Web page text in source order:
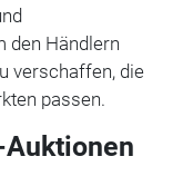
den Händlern
verschaffen, die
passen.